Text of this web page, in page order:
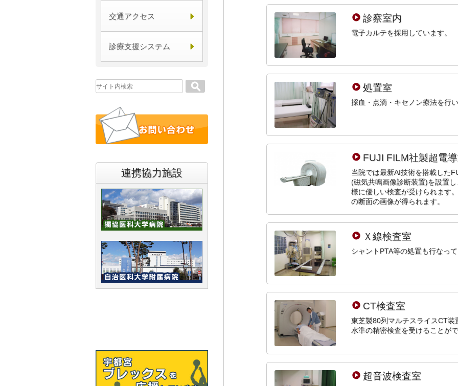
交通アクセス
診療支援システム
Search
連携協力施設
診察室内
電子カルテを採用しています。
処置室
採血・点滴・キセノン療法を行
FUJI FILM社製超電
当院では最新AI技術を搭載した
(磁気共鳴画像診断装置)を設置
様に優しい検査が受けられます
の断面の画像が得られます。
Ｘ線検査室
シャントPTA等の処置も行なっ
CT検査室
東芝製80列マルチスライスCT
水準の精密検査を受けることが
超音波検査室